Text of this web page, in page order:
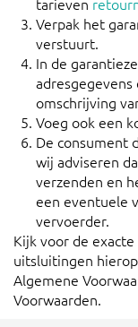
Verpak het
verstuurt.
In de
omschrijving
Voeg ook een
De consument
wij adviseren
verzenden en
een eventuele
vervoerder.
Kijk voor de
uitsluitingen
Algemene
Voorwaarden.